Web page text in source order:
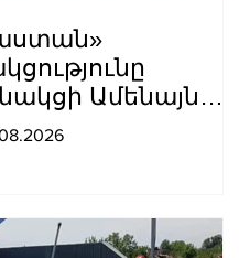
Ամենայն
Կաթողիկոսի